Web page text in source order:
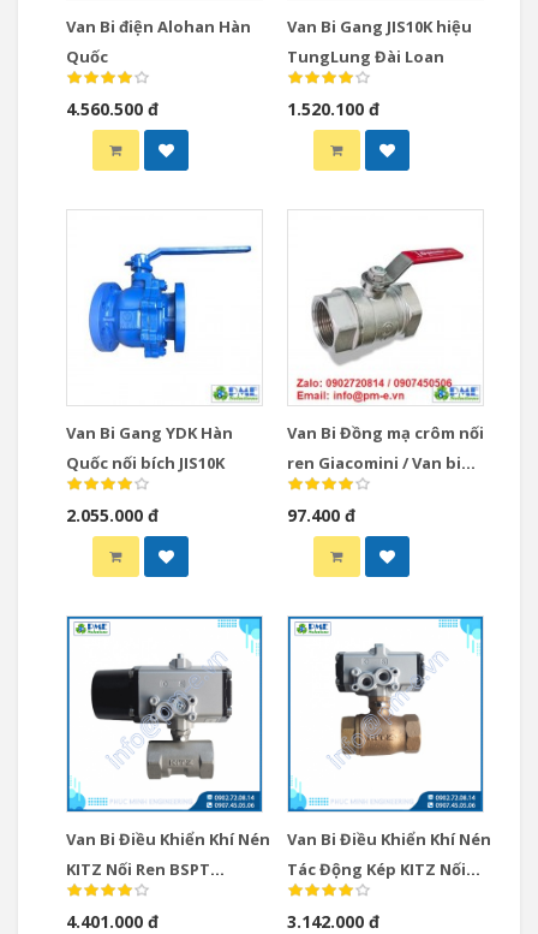
Van Bi điện Alohan Hàn
Quốc
4.560.500 đ
Van Bi Gang JIS10K hiệu
TungLung Đài Loan
1.520.100 đ
Van Bi Gang YDK Hàn
Quốc nối bích JIS10K
2.055.000 đ
Van Bi Đồng mạ crôm nối
ren Giacomini / Van bi
đồng Giacomini Italy
97.400 đ
Van Bi Điều Khiển Khí Nén
KITZ Nối Ren BSPT
Model CS-UTE
4.401.000 đ
Van Bi Điều Khiển Khí Nén
Tác Động Kép KITZ Nối
Ren BSPT Model: C-TE
3.142.000 đ